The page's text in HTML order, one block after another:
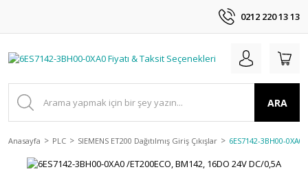
0212 220 13 13
ARA
Anasayfa PLC SIEMENS ET200 Dağıtılmış Giriş Çıkışlar 6ES7142-3BH00-